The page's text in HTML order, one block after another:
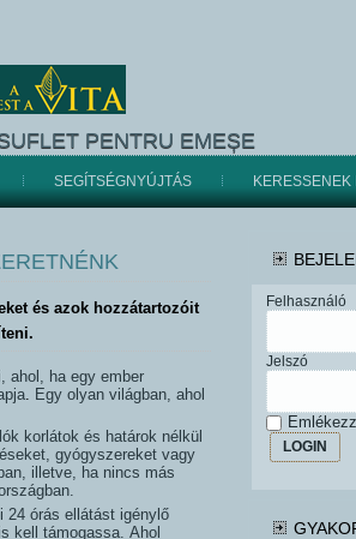
PENTRU EMEȘE
SEGÍTSÉGNYÚJTÁS KERESSENEK
és azok hozzátartozóit
ahol, ha egy ember
. Egy olyan világban, ahol
korlátok és határok nélkül
gyógyszereket vagy
illetve, ha nincs más
24 órás ellátást igénylő
kell támogassa. Ahol
Felhasználó
Jelszó
LOGIN